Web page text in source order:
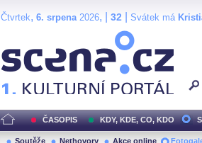
Čtvrtek, 6. srpena2026, | 32 Svátek má
ČASOPIS KDY, KDE, CO, KDO
Soutěže Nethovory Akce online